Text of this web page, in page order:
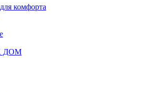
комфорта
ДОМ